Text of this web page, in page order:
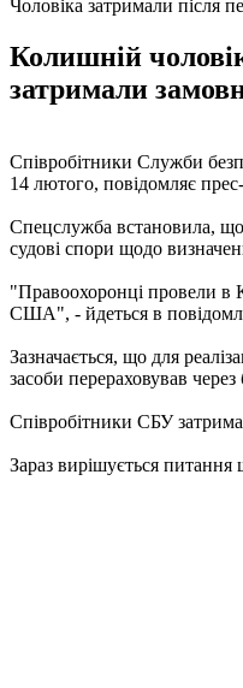
Чоловіка затримали після
Колишній
затримали
Співробітники Служби
14 лютого, повідомляє
Спецслужба встановила, що
судові спори щодо
"Правоохоронці провели в
США", - йдеться в
Зазначається, що для
засоби перераховував через
Співробітники СБУ
Зараз вирішується питання